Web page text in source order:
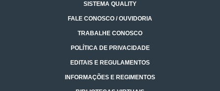
SISTEMA QUALITY
FALE CONOSCO / OUVIDORIA
TRABALHE CONOSCO
POLÍTICA DE PRIVACIDADE
EDITAIS E REGULAMENTOS
INFORMAÇÕES E REGIMENTOS